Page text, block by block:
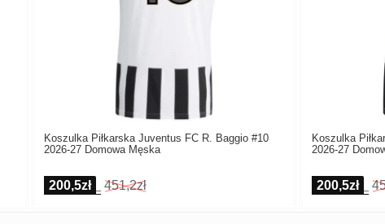
Koszulka Piłkarska Juventus FC R. Baggio #10
2026-27 Domowa Męska
200,5zł 451,2zł
Koszulka
2026-27
200,5zł